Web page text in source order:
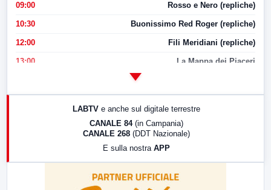
09:00 Rosso e Nero (repliche)
10:30 Buonissimo Red Roger (repliche)
12:00 Fili Meridiani (repliche)
13:00 La Mappa dei Piaceri
LABTV e anche sul digitale terrestre
CANALE 84 (in Campania)
CANALE 268 (DDT Nazionale)
E sulla nostra APP